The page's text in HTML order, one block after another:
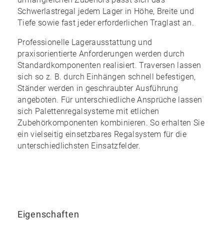
Schwerlastregal jedem Lager in Höhe, Breite und
Tiefe sowie fast jeder erforderlichen Traglast an.
Professionelle Lagerausstattung und
praxisorientierte Anforderungen werden durch
Standardkomponenten realisiert. Traversen lassen
sich so z. B. durch Einhängen schnell befestigen,
Ständer werden in geschraubter Ausführung
angeboten. Für unterschiedliche Ansprüche lassen
sich Palettenregalsysteme mit etlichen
Zubehörkomponenten kombinieren. So erhalten Sie
einvielseitig einsetzbares Regalsystem für die
unterschiedlichsten Einsatzfelder.
Eigenschaften